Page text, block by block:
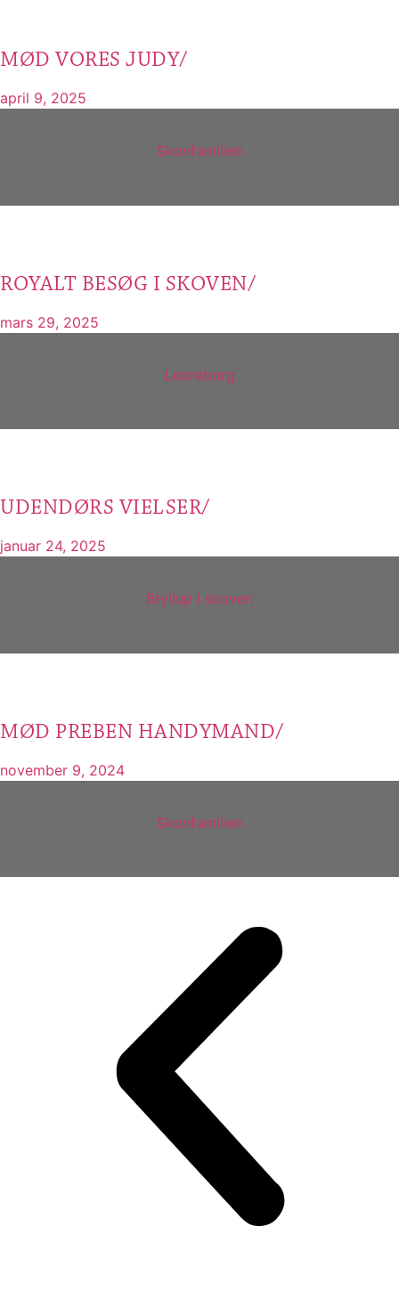
MØD VORES JUDY/
april 9, 2025
Skovfamilien
ROYALT BESØG I SKOVEN/
mars 29, 2025
Ledreborg
UDENDØRS VIELSER/
januar 24, 2025
Bryllup i skoven
MØD PREBEN HANDYMAND/
november 9, 2024
Skovfamilien